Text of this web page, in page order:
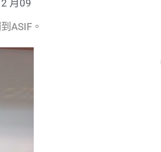
2 月09
ASIF。